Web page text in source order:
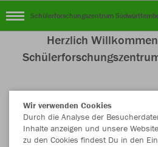
Schülerforschungszentrum
Herzlich
Nachhaltig
Wir verwenden Cookies
Durch die Analyse der
Inhalte anzeigen und unsere
zu den Cookies findest Du in den